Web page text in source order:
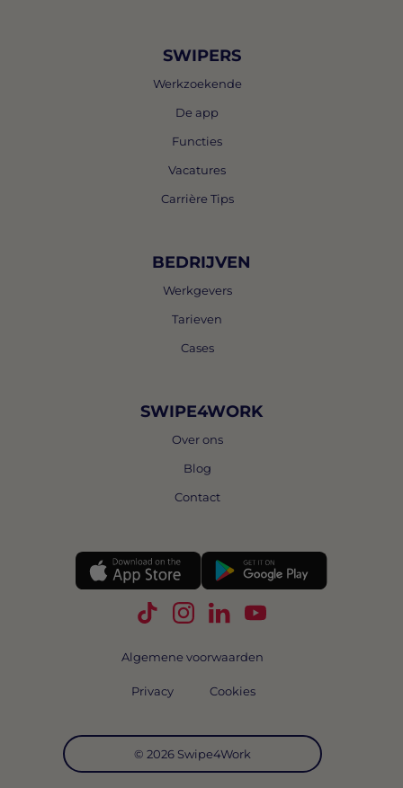
SWIPERS
Werkzoekende
De app
Functies
Vacatures
Carrière Tips
BEDRIJVEN
Werkgevers
Tarieven
Cases
SWIPE4WORK
Over ons
Blog
Contact
Volg Swipe4Work op TikTok
Volg Swipe4Work op
Volg Swipe4Work op
Volg Swipe4Work
© 2026 Swipe4Work
Algemene voorwaarden
Privacy Cookies